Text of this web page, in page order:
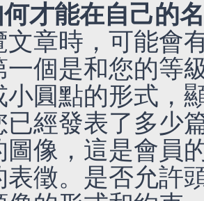
才能在自己的
文章時，可能會
一個是和您的等
小圓點的形式，
已經發表了多少
圖像，這是會員
表徵。是否允許